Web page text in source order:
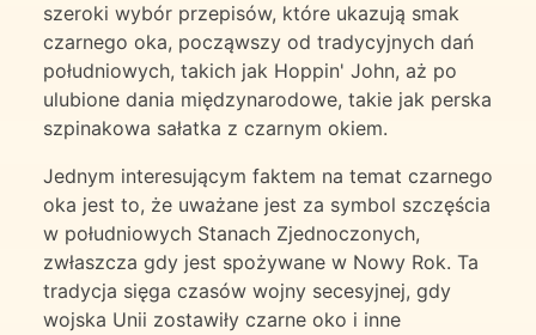
szeroki wybór przepisów, które ukazują smak
czarnego oka, począwszy od tradycyjnych dań
południowych, takich jak Hoppin' John, aż po
ulubione dania międzynarodowe, takie jak perska
szpinakowa sałatka z czarnym okiem.
Jednym interesującym faktem na temat czarnego
oka jest to, że uważane jest za symbol szczęścia
w południowych Stanach Zjednoczonych,
zwłaszcza gdy jest spożywane w Nowy Rok. Ta
tradycja sięga czasów wojny secesyjnej, gdy
wojska Unii zostawiły czarne oko i inne